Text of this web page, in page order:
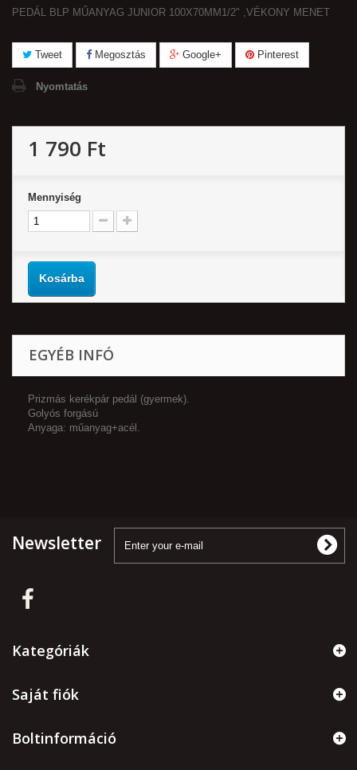
PEDÁL BLP MŰANYAG JUNIOR 100X70MM1/2" ,VÉKONY MENET
Tweet Megosztás Google+ Pinterest
Nyomtatás
1 790 Ft‎
Mennyiség
Kosárba
EGYÉB INFÓ
Prizmás kerékpár pedál (gyermek).
Golyós forgású
Anyaga: műanyag+acél.
Newsletter
Kategóriák
Saját fiók
Boltinformáció